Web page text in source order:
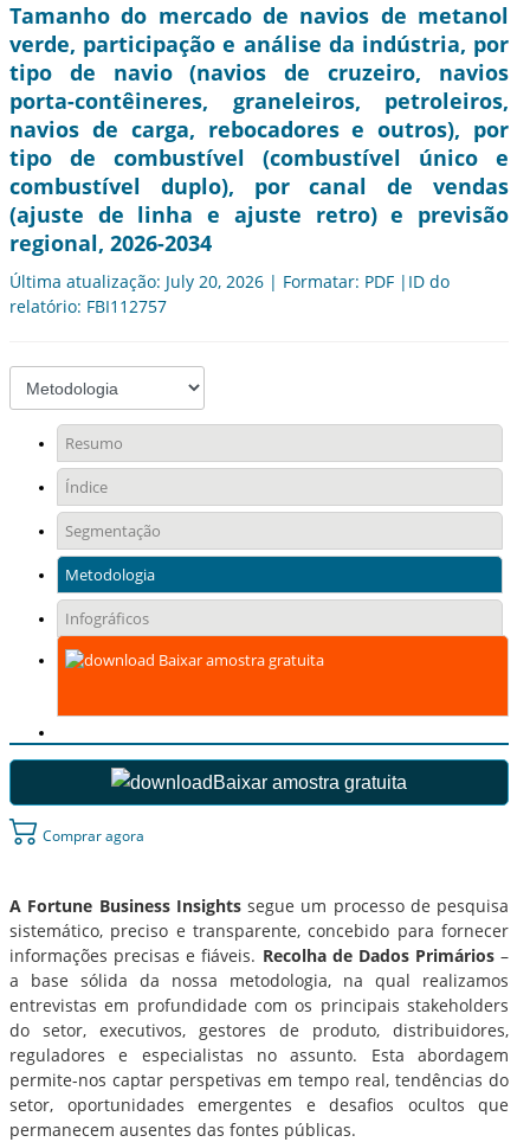
Tamanho do mercado de navios de metanol
verde, participação e análise da indústria, por
tipo de navio (navios de cruzeiro, navios
porta-contêineres, graneleiros, petroleiros,
navios de carga, rebocadores e outros), por
tipo de combustível (combustível único e
combustível duplo), por canal de vendas
(ajuste de linha e ajuste retro) e previsão
regional, 2026-2034
Última atualização: July 20, 2026 | Formatar: PDF |ID do
relatório: FBI112757
Resumo
Índice
Segmentação
Metodologia
Infográficos
Baixar amostra gratuita
Baixar amostra gratuita
Comprar agora
A Fortune Business Insightssegue um processo de pesquisa
sistemático, preciso e transparente, concebido para fornecer
informações precisas e fiáveis. Recolha de Dados Primários–
a base sólida da nossa metodologia, na qual realizamos
entrevistas em profundidade com os principais stakeholders
do setor, executivos, gestores de produto, distribuidores,
reguladores e especialistas no assunto. Esta abordagem
permite-nos captar perspetivas em tempo real, tendências do
setor, oportunidades emergentes e desafios ocultos que
permanecem ausentes das fontes públicas.